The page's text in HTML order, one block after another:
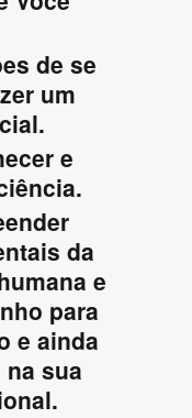
de se
um
e
da
e
para
e ainda
sua